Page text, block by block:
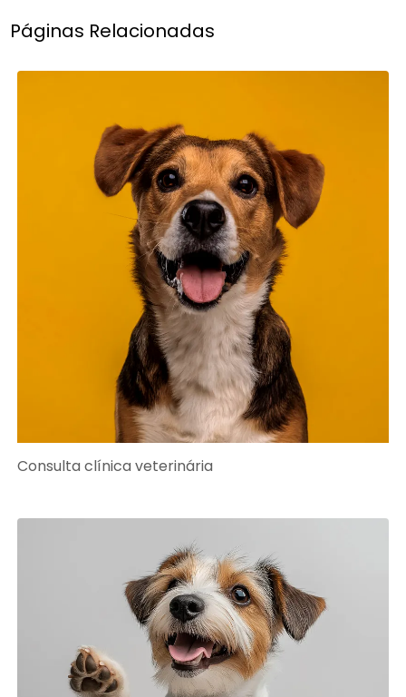
Páginas Relacionadas
Consulta clínica veterinária